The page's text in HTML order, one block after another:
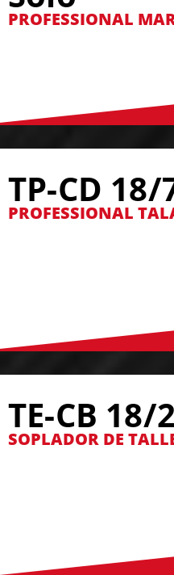
PROFESSIONAL
TP-CD 18/
PROFESSIONAL
TE-CB 18/
SOPLADOR DE